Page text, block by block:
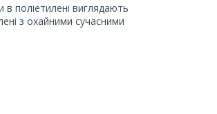
поліетилені виглядають
з охайними сучасними